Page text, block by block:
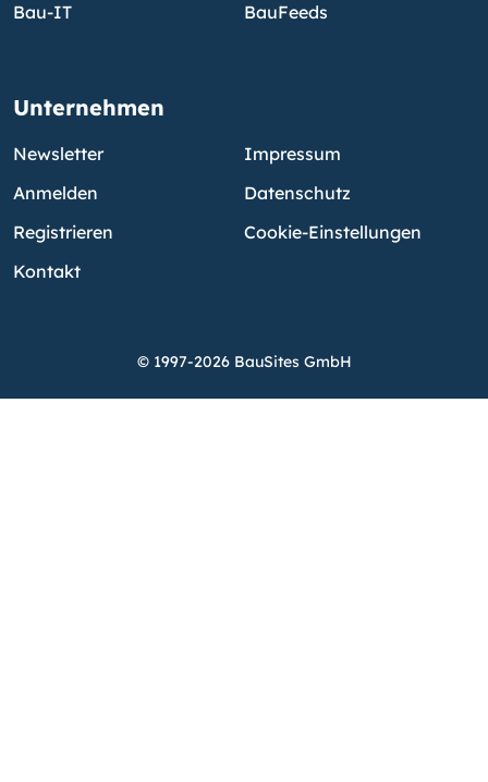
Bau-IT
BauFeeds
Unternehmen
Newsletter
Anmelden
Registrieren
Kontakt
Impressum
Datenschutz
Cookie-Einstellungen
© 1997-2026 BauSites GmbH